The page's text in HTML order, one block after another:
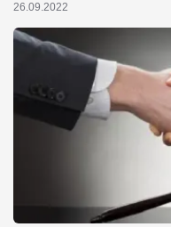
26.09.2022